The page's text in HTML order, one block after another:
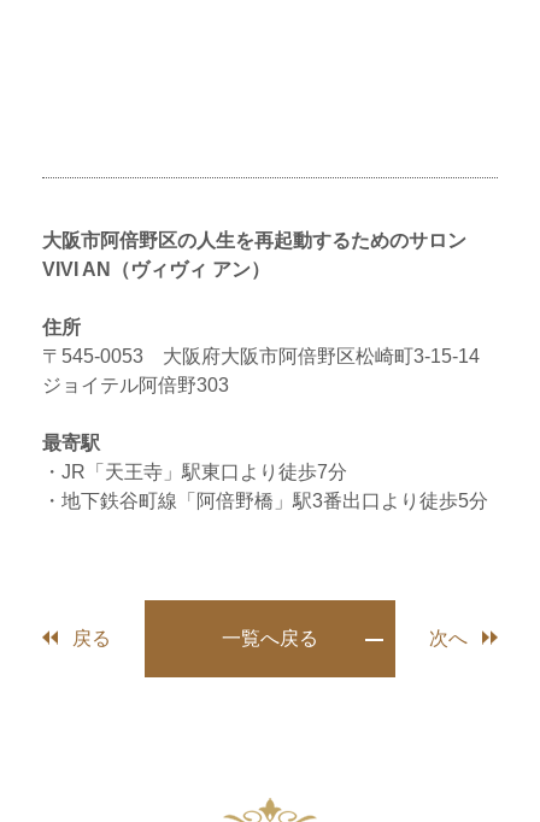
大阪市阿倍野区の人生を再起動するためのサロン
VIVI AN（ヴィヴィ アン）
住所
〒545-0053 大阪府大阪市阿倍野区松崎町3-15-14
ジョイテル阿倍野303
最寄駅
・JR「天王寺」駅東口より徒歩7分
・地下鉄谷町線「阿倍野橋」駅3番出口より徒歩5分
戻る 一覧へ戻る 次へ